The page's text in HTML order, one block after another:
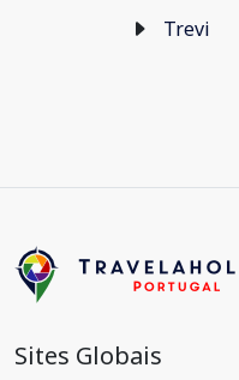
Trevi
Sites Globais